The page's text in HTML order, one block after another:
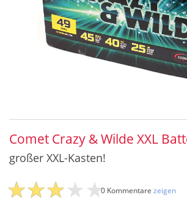
Comet Crazy & Wilde XXL
großer XXL-Kasten!
0 Kommentare zeigen